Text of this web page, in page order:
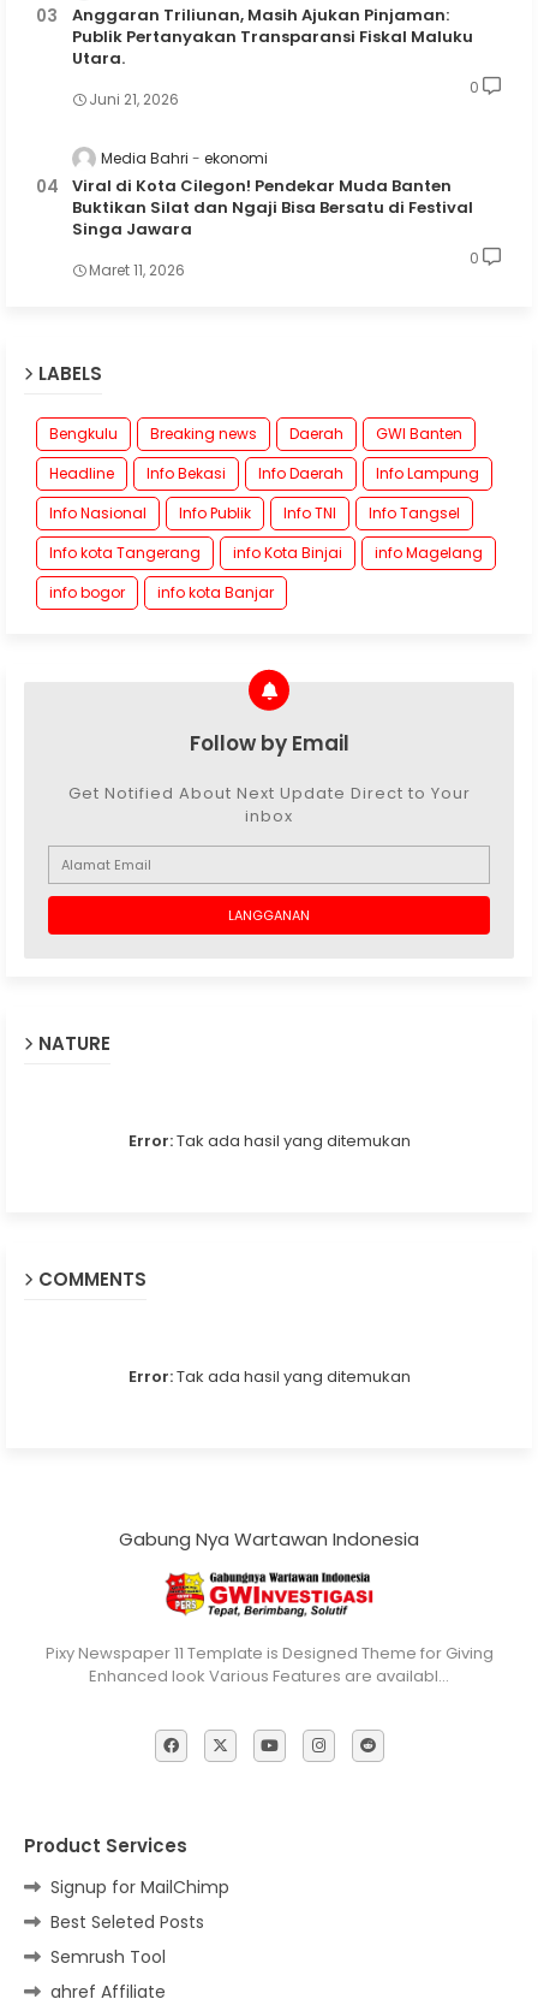
Anggaran Triliunan, Masih Ajukan Pinjaman:
Publik Pertanyakan Transparansi Fiskal Maluku
Utara.
Juni 21, 2026
0
Media Bahri ekonomi
Viral di Kota Cilegon! Pendekar Muda Banten
Buktikan Silat dan Ngaji Bisa Bersatu di Festival
Singa Jawara
Maret 11, 2026
0
LABELS
Bengkulu Breaking news Daerah
GWI Banten
Headline
Info Bekasi Info Daerah
Info Lampung
Info Nasional
Info Publik Info TNI
Info Tangsel
Info kota Tangerang
info Kota Binjai
info Magelang
info bogor
info kota Banjar
Follow by Email
Get Notified About Next Update Direct to Your
inbox
NATURE
Error:Tak ada hasil yang ditemukan
COMMENTS
Error:Tak ada hasil yang ditemukan
Gabung Nya Wartawan Indonesia
Pixy Newspaper 11 Template is Designed Theme for Giving
Enhanced look Various Features are availabl…
Product Services
Signup for MailChimp
Best Seleted Posts
Semrush Tool
ahref Affiliate